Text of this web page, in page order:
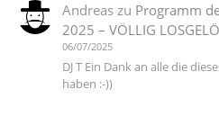
Andreaszu Programm
2025 – VÖLLIG
06/07/2025
DJ T Ein Dank an alle die
haben :-))